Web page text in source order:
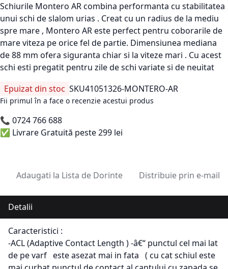
Schiurile Montero AR combina performanta cu stabilitatea
unui schi de slalom urias . Creat cu un radius de la mediu
spre mare , Montero AR este perfect pentru coborarile de
mare viteza pe orice fel de partie. Dimensiunea mediana
de 88 mm ofera siguranta chiar si la viteze mari . Cu acest
schi esti pregatit pentru zile de schi variate si de neuitat
Epuizat din stoc SKU41051326-MONTERO-AR
Fii primul în a face o recenzie acestui produs
📞 0724 766 688
✅ Livrare Gratuită peste 299 lei
Adaugati la Lista de Dorinte Distribuie prin e-mail
Detalii
Caracteristici :
-ACL (Adaptive Contact Length ) -â€“ punctul cel mai lat
de pe varf este asezat mai in fata ( cu cat schiul este